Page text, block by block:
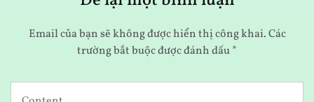
Email của bạn sẽ không được hiển thị công khai.Các
trường bắt buộc được đánh dấu*